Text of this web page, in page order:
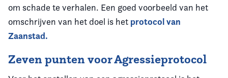
om schade te verhalen. Een goed voorbeeld van het
omschrijven van het doel is het protocol van
Zaanstad.
Zeven punten voor Agressieprotocol